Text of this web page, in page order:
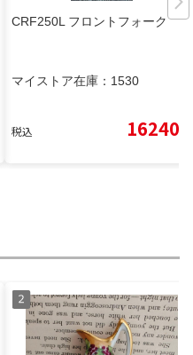
CRF250L フロントフォーク
マイストア在庫： 1530
税込 16240